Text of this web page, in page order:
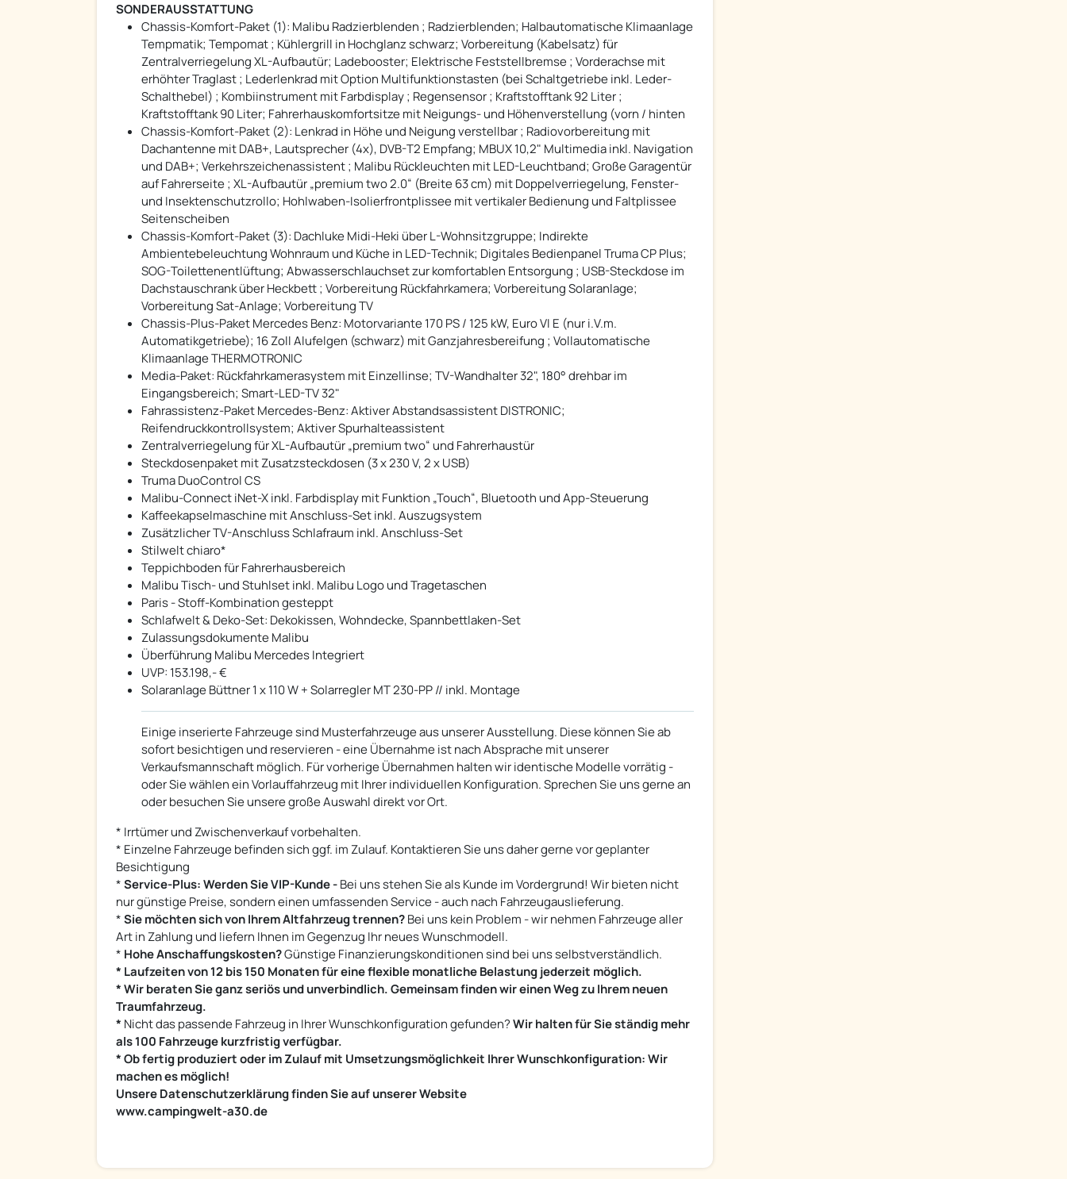
SONDERAUSSTATTUNG
Chassis-Komfort-Paket (1): Malibu Radzierblenden ; Radzierblenden; Halbautomatische Klimaanlage
Tempmatik; Tempomat ; Kühlergrill in Hochglanz schwarz; Vorbereitung (Kabelsatz) für
Zentralverriegelung XL-Aufbautür; Ladebooster; Elektrische Feststellbremse ; Vorderachse mit
erhöhter Traglast ; Lederlenkrad mit Option Multifunktionstasten (bei Schaltgetriebe inkl. Leder-
Schalthebel) ; Kombiinstrument mit Farbdisplay ; Regensensor ; Kraftstofftank 92 Liter ;
Kraftstofftank 90 Liter; Fahrerhauskomfortsitze mit Neigungs- und Höhenverstellung (vorn / hinten
Chassis-Komfort-Paket (2): Lenkrad in Höhe und Neigung verstellbar ; Radiovorbereitung mit
Dachantenne mit DAB+, Lautsprecher (4x), DVB-T2 Empfang; MBUX 10,2" Multimedia inkl. Navigation
und DAB+; Verkehrszeichenassistent ; Malibu Rückleuchten mit LED-Leuchtband; Große Garagentür
auf Fahrerseite ; XL-Aufbautür „premium two 2.0“ (Breite 63 cm) mit Doppelverriegelung, Fenster-
und Insektenschutzrollo; Hohlwaben-Isolierfrontplissee mit vertikaler Bedienung und Faltplissee
Seitenscheiben
Chassis-Komfort-Paket (3): Dachluke Midi-Heki über L-Wohnsitzgruppe; Indirekte
Ambientebeleuchtung Wohnraum und Küche in LED-Technik; Digitales Bedienpanel Truma CP Plus;
SOG-Toilettenentlüftung; Abwasserschlauchset zur komfortablen Entsorgung ; USB-Steckdose im
Dachstauschrank über Heckbett ; Vorbereitung Rückfahrkamera; Vorbereitung Solaranlage;
Vorbereitung Sat-Anlage; Vorbereitung TV
Chassis-Plus-Paket Mercedes Benz: Motorvariante 170 PS / 125 kW, Euro VI E (nur i.V.m.
Automatikgetriebe); 16 Zoll Alufelgen (schwarz) mit Ganzjahresbereifung ; Vollautomatische
Klimaanlage THERMOTRONIC
Media-Paket: Rückfahrkamerasystem mit Einzellinse; TV-Wandhalter 32", 180° drehbar im
Eingangsbereich; Smart-LED-TV 32"
Fahrassistenz-Paket Mercedes-Benz: Aktiver Abstandsassistent DISTRONIC;
Reifendruckkontrollsystem; Aktiver Spurhalteassistent
Zentralverriegelung für XL-Aufbautür „premium two“ und Fahrerhaustür
Steckdosenpaket mit Zusatzsteckdosen (3 x 230 V, 2 x USB)
Truma DuoControl CS
Malibu-Connect iNet-X inkl. Farbdisplay mit Funktion „Touch“, Bluetooth und App-Steuerung
Kaffeekapselmaschine mit Anschluss-Set inkl. Auszugsystem
Zusätzlicher TV-Anschluss Schlafraum inkl. Anschluss-Set
Stilwelt chiaro*
Teppichboden für Fahrerhausbereich
Malibu Tisch- und Stuhlset inkl. Malibu Logo und Tragetaschen
Paris - Stoff-Kombination gesteppt
Schlafwelt & Deko-Set: Dekokissen, Wohndecke, Spannbettlaken-Set
Zulassungsdokumente Malibu
Überführung Malibu Mercedes Integriert
UVP: 153.198,- €
Solaranlage Büttner 1 x 110 W + Solarregler MT 230-PP // inkl. Montage
Einige inserierte Fahrzeuge sind Musterfahrzeuge aus unserer Ausstellung. Diese können Sie ab
sofort besichtigen und reservieren - eine Übernahme ist nach Absprache mit unserer
Verkaufsmannschaft möglich. Für vorherige Übernahmen halten wir identische Modelle vorrätig -
oder Sie wählen ein Vorlauffahrzeug mit Ihrer individuellen Konfiguration. Sprechen Sie uns gerne an
oder besuchen Sie unsere große Auswahl direkt vor Ort.
* Irrtümer und Zwischenverkauf vorbehalten.
* Einzelne Fahrzeuge befinden sich ggf. im Zulauf. Kontaktieren Sie uns daher gerne vor geplanter
Besichtigung
*Service-Plus: Werden Sie VIP-Kunde -Bei uns stehen Sie als Kunde im Vordergrund! Wir bieten nicht
nur günstige Preise, sondern einen umfassenden Service - auch nach Fahrzeugauslieferung.
*Sie möchten sich von Ihrem Altfahrzeug trennen?Bei uns kein Problem - wir nehmen Fahrzeuge aller
Art in Zahlung und liefern Ihnen im Gegenzug Ihr neues Wunschmodell.
* Hohe Anschaffungskosten?Günstige Finanzierungskonditionen sind bei uns selbstverständlich.
* Laufzeiten von 12 bis 150 Monaten für eine flexible monatliche Belastung jederzeit möglich.
* Wir beraten Sie ganz seriös und unverbindlich. Gemeinsam finden wir einen Weg zu Ihrem neuen
Traumfahrzeug.
* Nicht das passende Fahrzeug in Ihrer Wunschkonfiguration gefunden?Wir halten für Sie ständig mehr
als 100 Fahrzeuge kurzfristig verfügbar.
* Ob fertig produziert oder im Zulauf mit Umsetzungsmöglichkeit Ihrer Wunschkonfiguration: Wir
machen es möglich!
Unsere Datenschutzerklärung finden Sie auf unserer Website
www.campingwelt-a30.de